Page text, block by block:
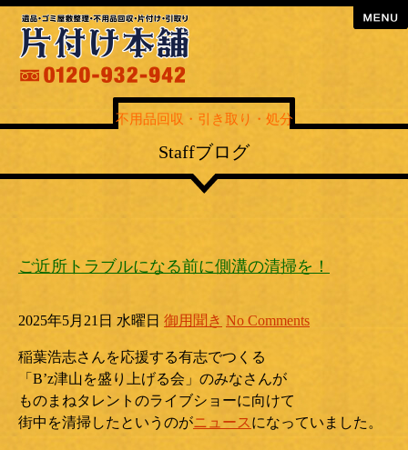
menu
不用品回収・引き取り・処分
Staffブログ
ご近所トラブルになる前に側溝の清掃を！
2025年5月21日 水曜日 御用聞き No Comments
稲葉浩志さんを応援する有志でつくる
「B’z津山を盛り上げる会」のみなさんが
ものまねタレントのライブショーに向けて
街中を清掃したというのがニュース になっていました。